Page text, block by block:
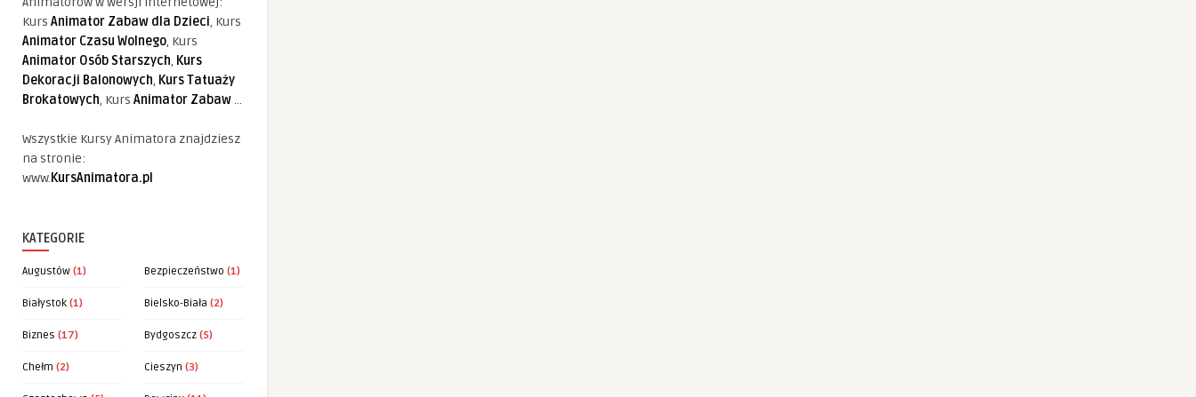
Kurs Animator Zabaw dla Dzieci, Kurs
Animator Czasu Wolnego, Kurs
Animator Osób Starszych, Kurs
Dekoracji Balonowych, Kurs Tatuaży
Brokatowych, Kurs Animator Zabaw...
Wszystkie Kursy Animatora znajdziesz
na stronie:
www.KursAnimatora.pl
KATEGORIE
Augustów (1) Bezpieczeństwo (1)
Białystok (1) Bielsko-Biała (2)
Biznes (17) Bydgoszcz (5)
Chełm (2) Cieszyn (3)